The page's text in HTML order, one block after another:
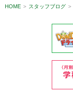
HOME > スタッフブログ >